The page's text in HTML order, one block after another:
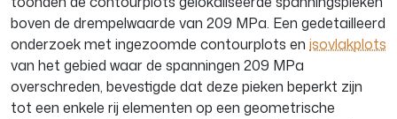
boven de drempelwaarde van 209 MPa. Een gedetailleerd
onderzoek met ingezoomde contourplots en isovlakplots
van het gebied waar de spanningen 209 MPa
overschreden, bevestigde dat deze pieken beperkt zijn
tot een enkele rij elementen op een geometrische